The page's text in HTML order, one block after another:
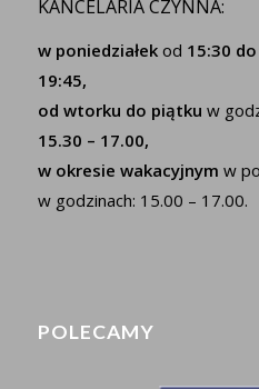
KANCELARIA CZYNNA:
w poniedziałekod 15:30
19:45,
od wtorku do piątku w
15.30 – 17.00,
w okresie wakacyjnym w
w godzinach: 15.00 – 17.00.
POLECAMY